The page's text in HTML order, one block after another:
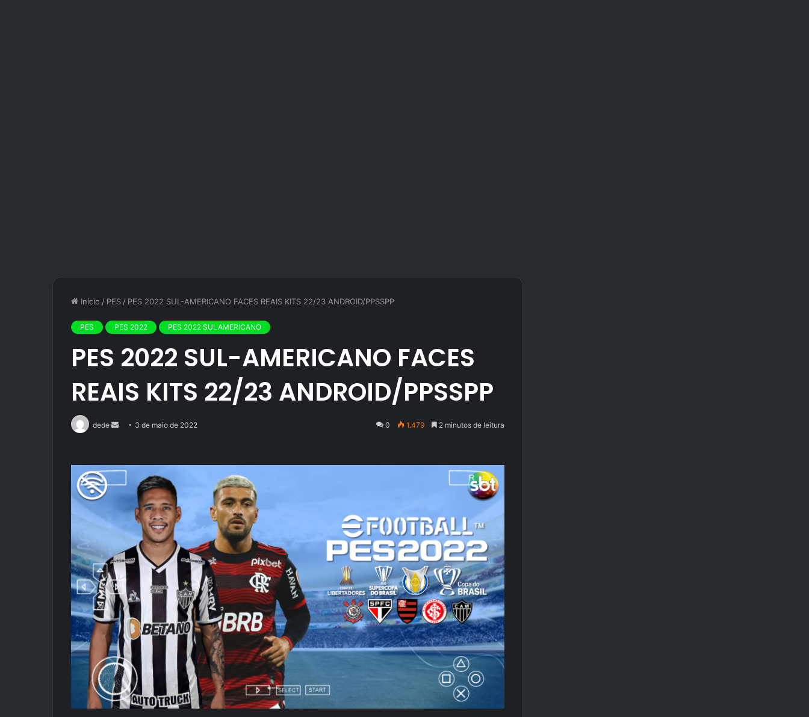
Início / PES / PES 2022 SUL-AMERICANO FACES REAIS KITS 22/23 ANDROID/PPSSPP
PES PES 2022 PES 2022 SULAMERICANO
PES 2022 SUL-AMERICANO FACES
REAIS KITS 22/23 ANDROID/PPSSPP
dede
Mande
mail
3 de maio de 2022 0 1.479 2 minutos de leitura